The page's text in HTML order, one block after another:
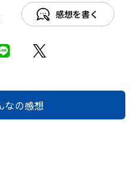
感想を書く
なの感想